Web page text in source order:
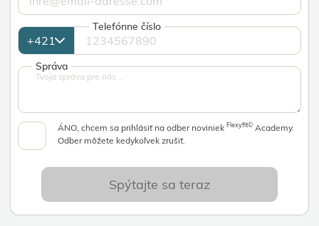
Telefónne číslo
Správa
ÁNO, chcem sa prihlásiť na odber noviniekFlexyfit© Academy.
Odber môžete kedykoľvek zrušiť.
Spýtajte sa teraz